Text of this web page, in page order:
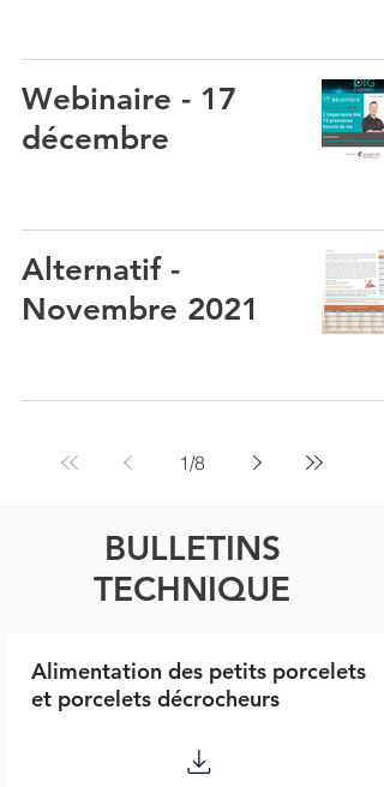
Webinaire - 17
décembre
Alternatif -
Novembre 2021
1/8
BULLETINS
TECHNIQUE
Alimentation des petits porcelets
et porcelets décrocheurs